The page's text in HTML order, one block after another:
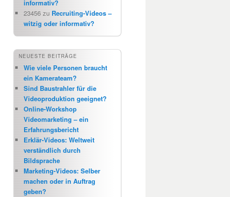
informativ?
23456 zu Recruiting-Videos –
witzig oder informativ?
NEUESTE BEITRÄGE
Wie viele Personen braucht
ein Kamerateam?
Sind Baustrahler für die
Videoproduktion geeignet?
Online-Workshop
Videomarketing – ein
Erfahrungsbericht
Erklär-Videos: Weltweit
verständlich durch
Bildsprache
Marketing-Videos: Selber
machen oder in Auftrag
geben?